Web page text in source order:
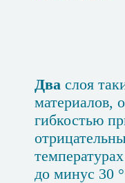
Два слоя
материалов,
гибкостью
до минус 30